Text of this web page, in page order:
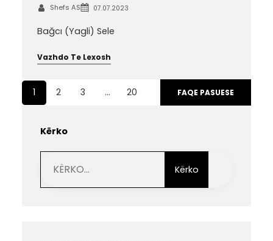
Shefs AS 07.07.2023
Bağcı (Yagli) Sele
Vazhdo Te Lexosh
1 2 3 … 20 FAQE PASUESE
Kërko
Kërko